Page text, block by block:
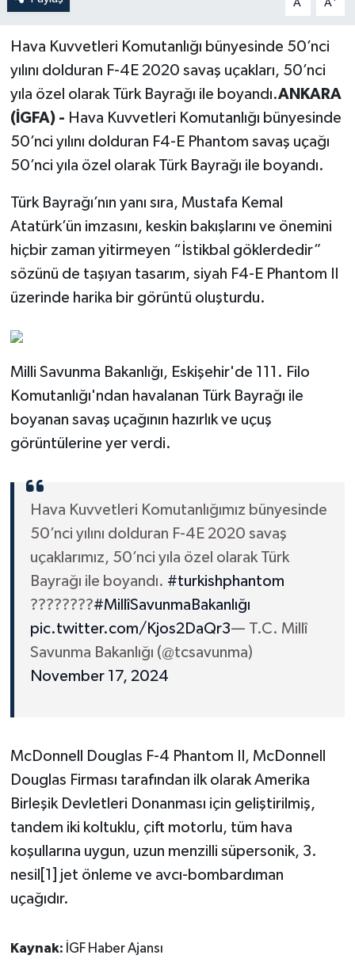
A A
Hava Kuvvetleri Komutanlığı bünyesinde 50’nci
yılını dolduran F-4E 2020 savaş uçakları, 50’nci
yıla özel olarak Türk Bayrağı ile boyandı.ANKARA
(İGFA) - Hava Kuvvetleri Komutanlığı bünyesinde
50’nci yılını dolduran F4-E Phantom savaş uçağı
50’nci yıla özel olarak Türk Bayrağı ile boyandı.
Türk Bayrağı’nın yanı sıra, Mustafa Kemal
Atatürk’ün imzasını, keskin bakışlarını ve önemini
hiçbir zaman yitirmeyen “İstikbal göklerdedir”
sözünü de taşıyan tasarım, siyah F4-E Phantom II
üzerinde harika bir görüntü oluşturdu.
Milli Savunma Bakanlığı, Eskişehir'de 111. Filo
Komutanlığı'ndan havalanan Türk Bayrağı ile
boyanan savaş uçağının hazırlık ve uçuş
görüntülerine yer verdi.
Hava Kuvvetleri Komutanlığımız bünyesinde
50’nci yılını dolduran F-4E 2020 savaş
uçaklarımız, 50’nci yıla özel olarak Türk
Bayrağı ile boyandı. #turkishphantom
????????#MillîSavunmaBakanlığı
pic.twitter.com/Kjos2DaQr3— T.C. Millî
Savunma Bakanlığı (@tcsavunma)
November 17, 2024
McDonnell Douglas F-4 Phantom II, McDonnell
Douglas Firması tarafından ilk olarak Amerika
Birleşik Devletleri Donanması için geliştirilmiş,
tandem iki koltuklu, çift motorlu, tüm hava
koşullarına uygun, uzun menzilli süpersonik, 3.
nesil[1] jet önleme ve avcı-bombardıman
uçağıdır.
Kaynak: İGF Haber Ajansı